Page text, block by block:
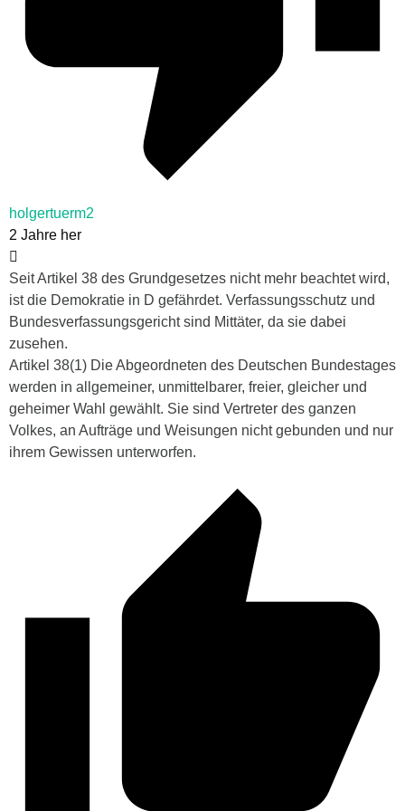
holgertuerm2
2 Jahre her
Seit Artikel 38 des Grundgesetzes nicht mehr beachtet wird,
ist die Demokratie in D gefährdet. Verfassungsschutz und
Bundesverfassungsgericht sind Mittäter, da sie dabei
zusehen.
Artikel 38(1) Die Abgeordneten des Deutschen Bundestages
werden in allgemeiner, unmittelbarer, freier, gleicher und
geheimer Wahl gewählt. Sie sind Vertreter des ganzen
Volkes, an Aufträge und Weisungen nicht gebunden und nur
ihrem Gewissen unterworfen.